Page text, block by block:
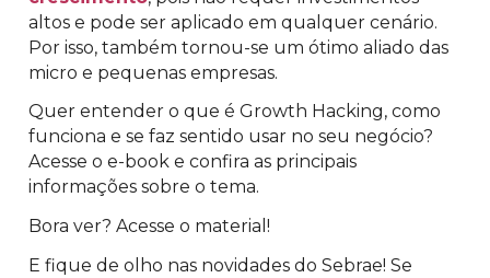
altos e pode ser aplicado em qualquer cenário.
Por isso, também tornou-se um ótimo aliado das
micro e pequenas empresas.
Quer entender o que é Growth Hacking, como
funciona e se faz sentido usar no seu negócio?
Acesse o e-book e confira as principais
informações sobre o tema.
Bora ver? Acesse o material!
E fique de olho nas novidades do Sebrae! Se